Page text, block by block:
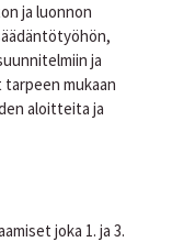
ja luonnon
ja
mukaan
aloitteita ja
joka 1. ja 3.